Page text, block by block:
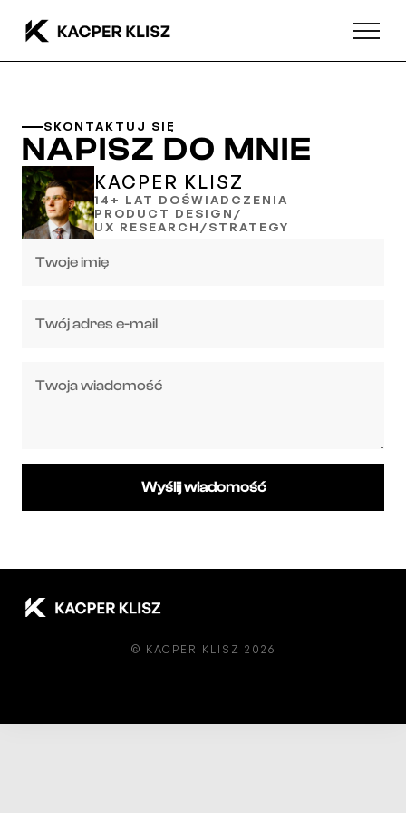
SKONTAKTUJ SIĘ
NAPISZ DO MNIE
KACPER KLISZ
14+ LAT DOŚWIADCZENIA
PRODUCT DESIGN/
UX RESEARCH/STRATEGY
© KACPER KLISZ 2026